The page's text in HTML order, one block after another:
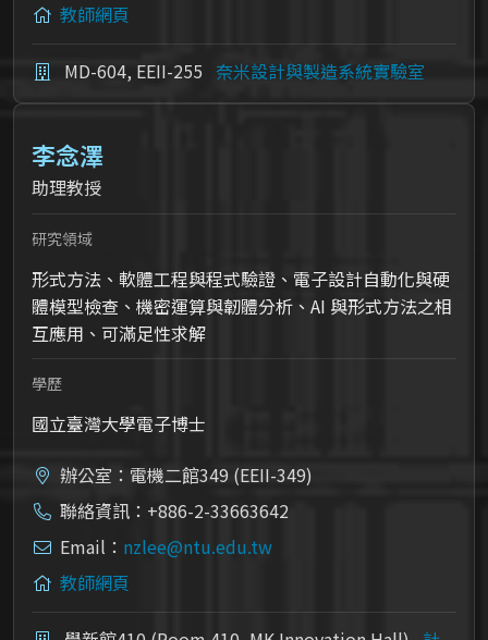
教師網頁
MD-604, EEII-255 奈米設計與製造系統實驗室
李念澤
助理教授
研究領域
形式方法、軟體工程與程式驗證、電子設計自動化與硬
體模型檢查、機密運算與韌體分析、AI 與形式方法之相
互應用、可滿足性求解
學歷
國立臺灣大學電子博士
辦公室：電機二館349 (EEII-349)
聯絡資訊：+886-2-33663642
Email： nzlee@ntu.edu.tw
教師網頁